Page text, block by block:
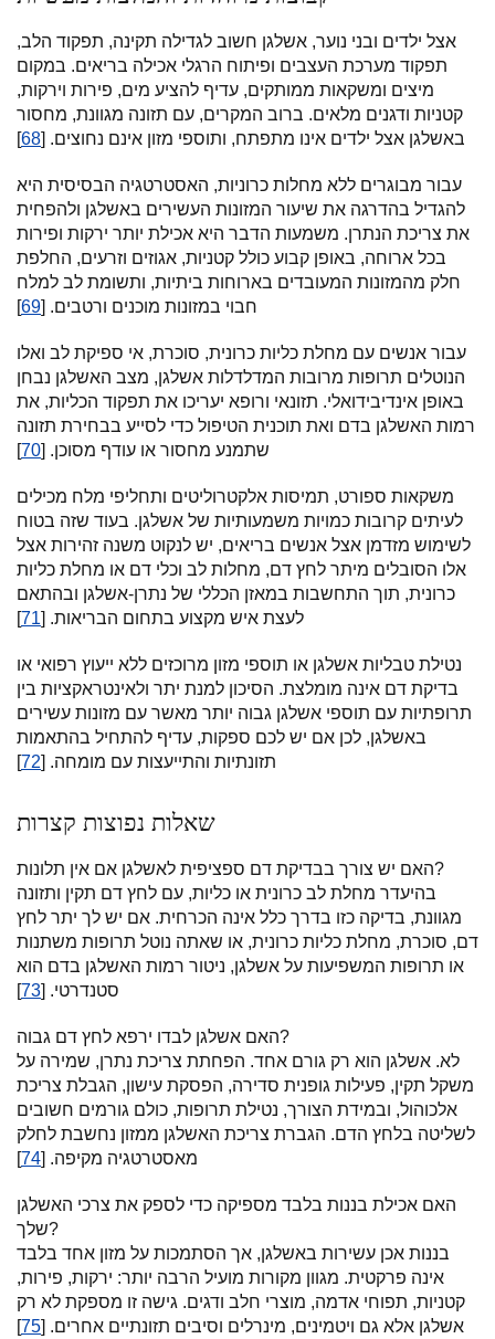
אצל ילדים ובני נוער, אשלגן חשוב לגדילה תקינה, תפקוד הלב,
תפקוד מערכת העצבים ופיתוח הרגלי אכילה בריאים. במקום
מיצים ומשקאות ממותקים, עדיף להציע מים, פירות וירקות,
קטניות ודגנים מלאים. ברוב המקרים, עם תזונה מגוונת, מחסור
באשלגן אצל ילדים אינו מתפתח, ותוספי מזון אינם נחוצים. [68
]
עבור מבוגרים ללא מחלות כרוניות, האסטרטגיה הבסיסית היא
להגדיל בהדרגה את שיעור המזונות העשירים באשלגן ולהפחית
את צריכת הנתרן. משמעות הדבר היא אכילת יותר ירקות ופירות
בכל ארוחה, באופן קבוע כולל קטניות, אגוזים וזרעים, החלפת
חלק מהמזונות המעובדים בארוחות ביתיות, ותשומת לב למלח
חבוי במזונות מוכנים ורטבים. [69
]
עבור אנשים עם מחלת כליות כרונית, סוכרת, אי ספיקת לב ואלו
הנוטלים תרופות מרובות המדלדלות אשלגן, מצב האשלגן נבחן
באופן אינדיבידואלי. תזונאי ורופא יעריכו את תפקוד הכליות, את
רמות האשלגן בדם ואת תוכנית הטיפול כדי לסייע בבחירת תזונה
שתמנע מחסור או עודף מסוכן. [70
]
משקאות ספורט, תמיסות אלקטרוליטים ותחליפי מלח מכילים
לעיתים קרובות כמויות משמעותיות של אשלגן. בעוד שזה בטוח
לשימוש מזדמן אצל אנשים בריאים, יש לנקוט משנה זהירות אצל
אלו הסובלים מיתר לחץ דם, מחלות לב וכלי דם או מחלת כליות
כרונית, תוך התחשבות במאזן הכללי של נתרן-אשלגן ובהתאם
לעצת איש מקצוע בתחום הבריאות. [71
]
נטילת טבליות אשלגן או תוספי מזון מרוכזים ללא ייעוץ רפואי או
בדיקת דם אינה מומלצת. הסיכון למנת יתר ולאינטראקציות בין
תרופתיות עם תוספי אשלגן גבוה יותר מאשר עם מזונות עשירים
באשלגן, לכן אם יש לכם ספקות, עדיף להתחיל בהתאמות
תזונתיות והתייעצות עם מומחה. [72
]
שאלות נפוצות קצרות
האם יש צורך בבדיקת דם ספציפית לאשלגן אם אין תלונות?
בהיעדר מחלת לב כרונית או כליות, עם לחץ דם תקין ותזונה
מגוונת, בדיקה כזו בדרך כלל אינה הכרחית. אם יש לך יתר לחץ
דם, סוכרת, מחלת כליות כרונית, או שאתה נוטל תרופות משתנות
או תרופות המשפיעות על אשלגן, ניטור רמות האשלגן בדם הוא
סטנדרטי. [73
]
האם אשלגן לבדו ירפא לחץ דם גבוה?
לא. אשלגן הוא רק גורם אחד. הפחתת צריכת נתרן, שמירה על
משקל תקין, פעילות גופנית סדירה, הפסקת עישון, הגבלת צריכת
אלכוהול, ובמידת הצורך, נטילת תרופות, כולם גורמים חשובים
לשליטה בלחץ הדם. הגברת צריכת האשלגן ממזון נחשבת לחלק
מאסטרטגיה מקיפה. [74
]
האם אכילת בננות בלבד מספיקה כדי לספק את צרכי האשלגן
שלך?
בננות אכן עשירות באשלגן, אך הסתמכות על מזון אחד בלבד
אינה פרקטית. מגוון מקורות מועיל הרבה יותר: ירקות, פירות,
קטניות, תפוחי אדמה, מוצרי חלב ודגים. גישה זו מספקת לא רק
אשלגן אלא גם ויטמינים, מינרלים וסיבים תזונתיים אחרים. [75
]